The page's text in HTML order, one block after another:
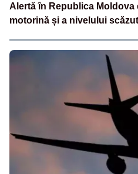
Alertă în Republica Moldova
motorină și a nivelului